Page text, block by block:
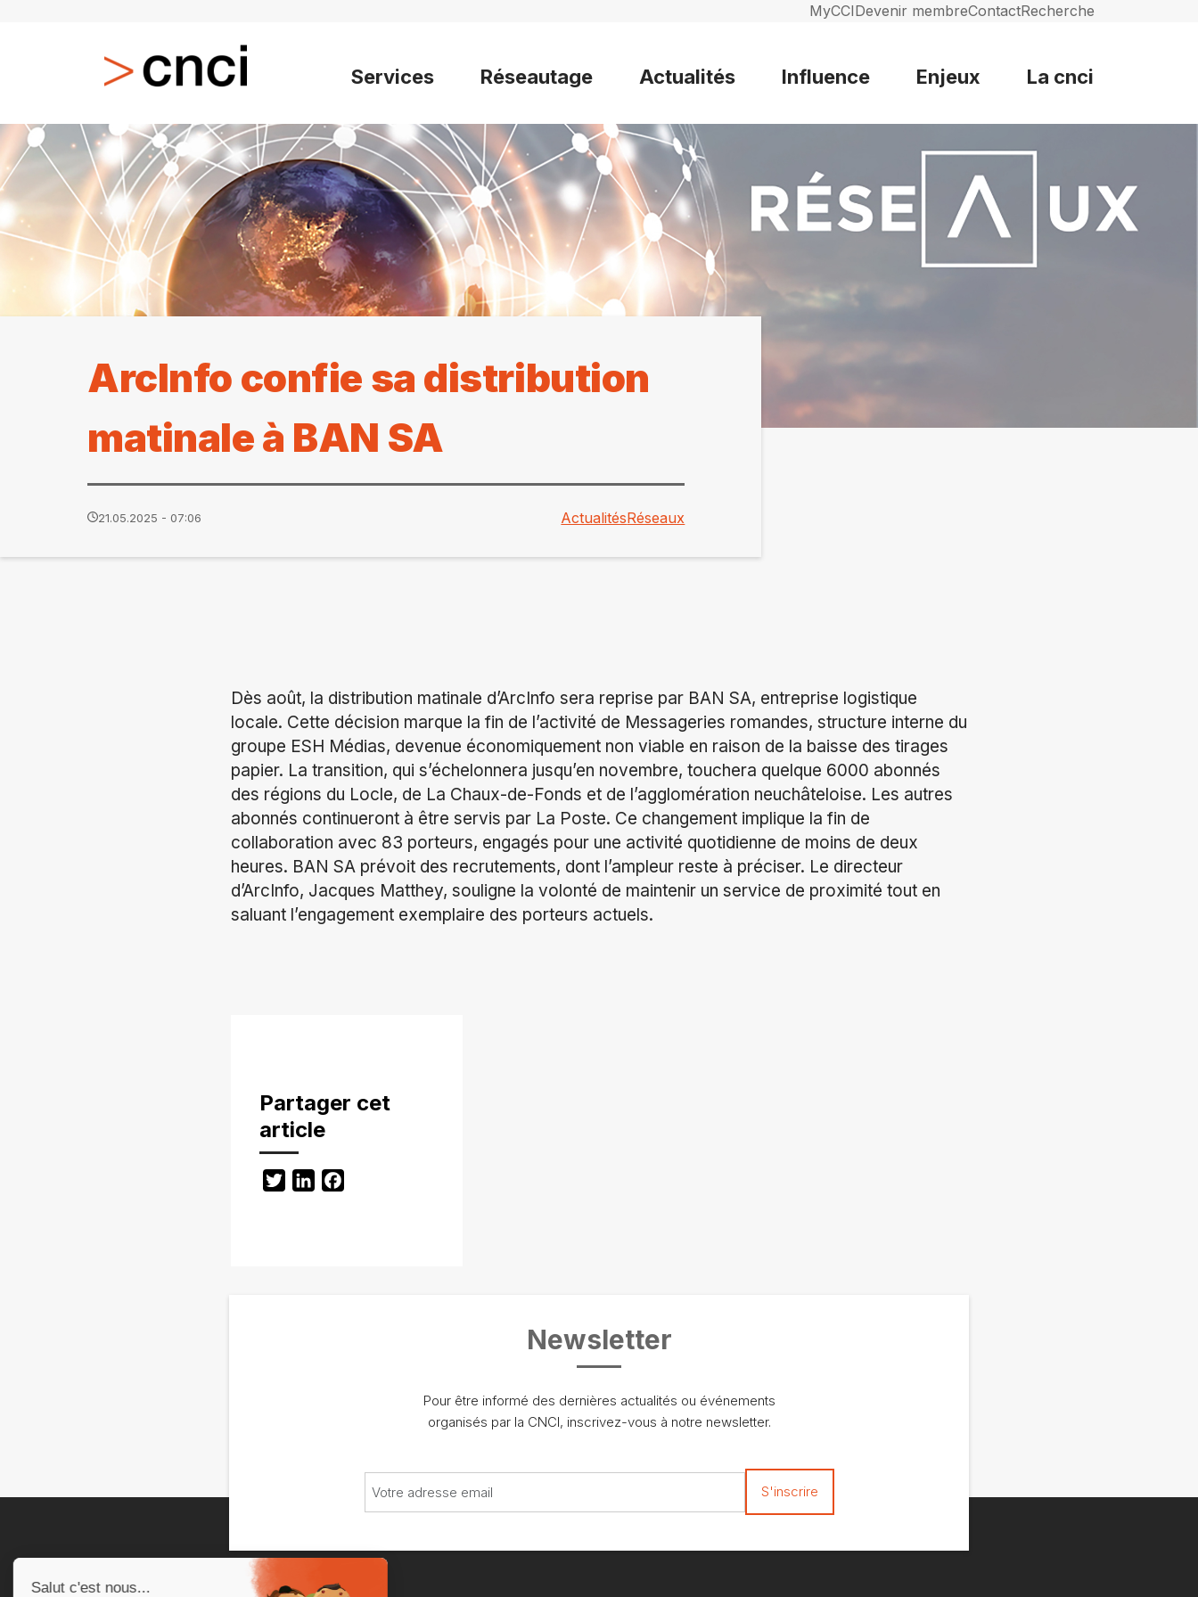
MyCCIDevenir membreContactRecherche
Services Réseautage Actualités Influence Enjeux La cnci
ArcInfo confie sa distribution
matinale à BAN SA
21.05.2025 - 07:06 ActualitésRéseaux
Dès août, la distribution matinale d’ArcInfo sera reprise par BAN SA, entreprise logistique
locale. Cette décision marque la fin de l’activité de Messageries romandes, structure interne du
groupe ESH Médias, devenue économiquement non viable en raison de la baisse des tirages
papier. La transition, qui s’échelonnera jusqu’en novembre, touchera quelque 6000 abonnés
des régions du Locle, de La Chaux-de-Fonds et de l’agglomération neuchâteloise. Les autres
abonnés continueront à être servis par La Poste. Ce changement implique la fin de
collaboration avec 83 porteurs, engagés pour une activité quotidienne de moins de deux
heures. BAN SA prévoit des recrutements, dont l’ampleur reste à préciser. Le directeur
d’ArcInfo, Jacques Matthey, souligne la volonté de maintenir un service de proximité tout en
saluant l’engagement exemplaire des porteurs actuels.
Partager cet
article
TwitterLinkedIn
Newsletter
Pour être informé des dernières actualités ou événements
organisés par la CNCI, inscrivez-vous à notre newsletter.